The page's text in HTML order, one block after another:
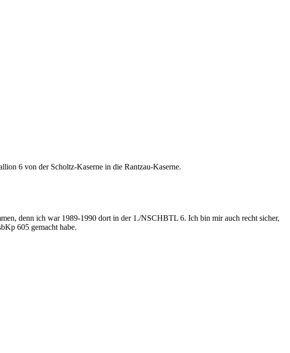
6 von der Scholtz-Kaserne in die Rantzau-Kaserne.
denn ich war 1989-1990 dort in der 1./NSCHBTL 6. Ich bin mir auch recht sicher,
605 gemacht habe.